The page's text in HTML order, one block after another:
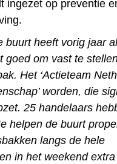
ingezet op preventie
buurt heeft vorig jaar
om vast te
Het ‘Actieteam
worden, die
25 handelaars
helpen de buurt
langs de hele
in het weekend